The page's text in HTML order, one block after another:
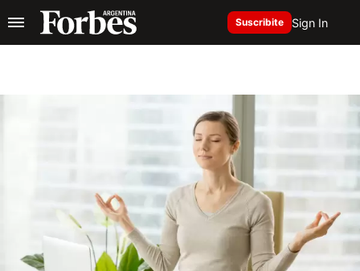
Suscribite Sign In